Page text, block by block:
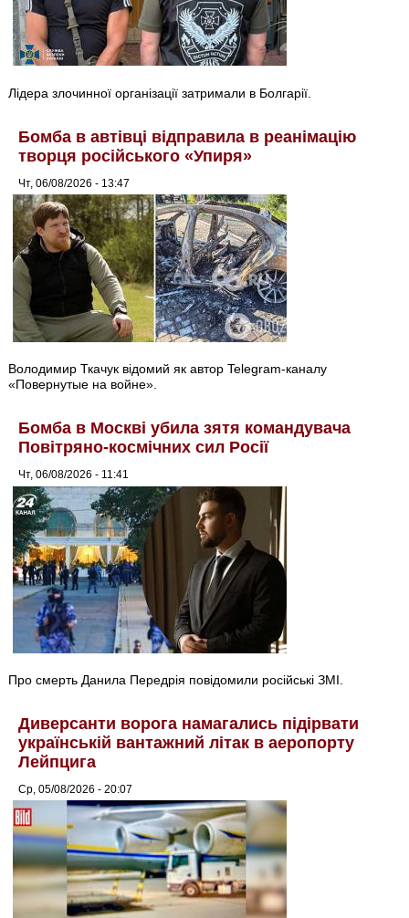
Лідера злочинної організації затримали в Болгарії.
Бомба в автівці відправила в реанімацію
творця російського «Упиря»
Чт, 06/08/2026 - 13:47
Володимир Ткачук відомий як автор Telegram-каналу
«Повернутые на войне».
Бомба в Москві убила зятя командувача
Повітряно-космічних сил Росії
Чт, 06/08/2026 - 11:41
Про смерть Данила Передрія повідомили російські ЗМІ.
Диверсанти ворога намагались підірвати
українській вантажний літак в аеропорту
Лейпцига
Ср, 05/08/2026 - 20:07